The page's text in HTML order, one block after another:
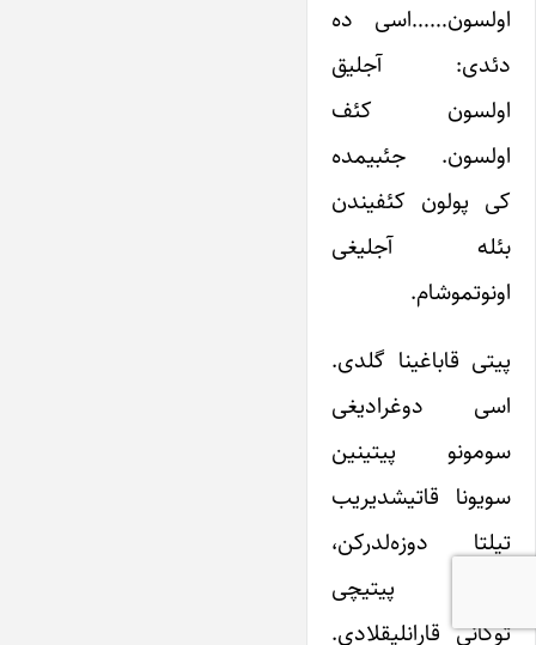
اولسون……اسی ده
دئدی: آجلیق
اولسون کئف
اولسون. جئبیمده
کی پولون کئفیندن
بئله آجلیغی
اونوتموشام.
پیتی قاباغینا گلدی.
اسی دوغرادیغی
سومونو پیتینین
سویونا قاتیشدیریب
تیلتا دوزه‌لدرکن،
بیردن پیتیچی
توکانی قارانلیقلادی.